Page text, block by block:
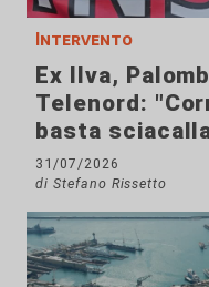
Intervento
Ex Ilva,
Telenord:
basta
31/07/2026
di Stefano Rissetto